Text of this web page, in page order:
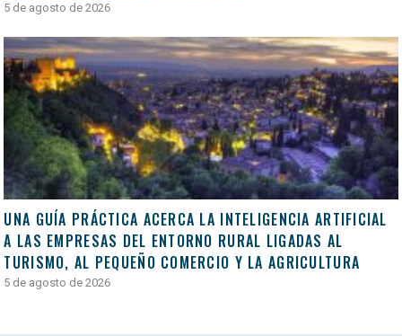
5 de agosto de 2026
UNA GUÍA PRÁCTICA ACERCA LA INTELIGENCIA ARTIFICIAL
A LAS EMPRESAS DEL ENTORNO RURAL LIGADAS AL
TURISMO, AL PEQUEÑO COMERCIO Y LA AGRICULTURA
5 de agosto de 2026